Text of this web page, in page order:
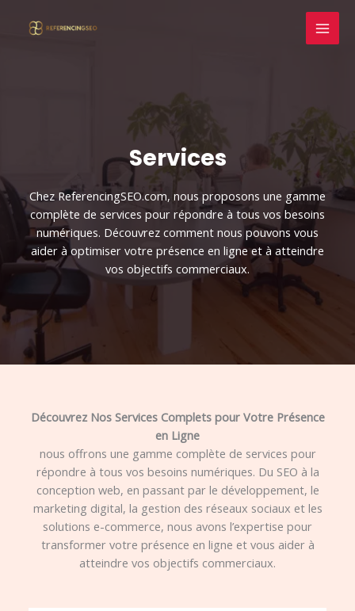
Services
Chez ReferencingSEO.com, nous proposons une gamme
complète de services pour répondre à tous vos besoins
numériques. Découvrez comment nous pouvons vous
aider à optimiser votre présence en ligne et à atteindre
vos objectifs commerciaux.
Découvrez Nos Services Complets pour Votre Présence
en Ligne
nous offrons une gamme complète de services pour
répondre à tous vos besoins numériques. Du SEO à la
conception web, en passant par le développement, le
marketing digital, la gestion des réseaux sociaux et les
solutions e-commerce, nous avons l’expertise pour
transformer votre présence en ligne et vous aider à
atteindre vos objectifs commerciaux.